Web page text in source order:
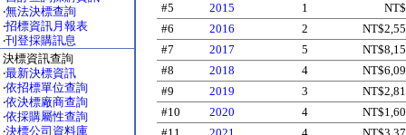
‧無法決標查詢
‧招標資訊月報表
‧刊登採購訊息
決標資訊查詢
‧最新決標資訊
‧依招標單位查詢
‧依決標廠商查詢
‧依採購屬性查詢
‧決標公司資料庫
#5
2015 1
#6
2016 2
#7
2017 5
#8
2018 4
#9
2019 3
#10
2020 4